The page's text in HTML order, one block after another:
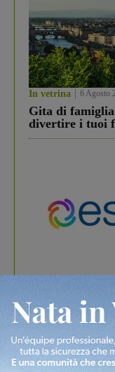
In vetrina 6 Agosto
Gita di
divertire i tuoi
Estra Notizie
studenti
debutta il